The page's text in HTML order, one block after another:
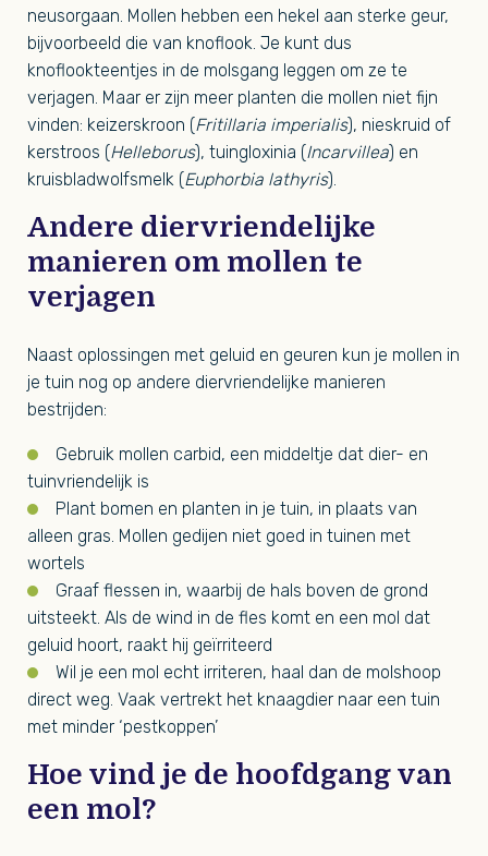
neusorgaan. Mollen hebben een hekel aan sterke geur,
bijvoorbeeld die van knoflook. Je kunt dus
knoflookteentjes in de molsgang leggen om ze te
verjagen. Maar er zijn meer planten die mollen niet fijn
vinden: keizerskroon (Fritillaria imperialis), nieskruid of
kerstroos (Helleborus), tuingloxinia (Incarvillea) en
kruisbladwolfsmelk (Euphorbia lathyris).
Andere diervriendelijke
manieren om mollen te
verjagen
Naast oplossingen met geluid en geuren kun je mollen in
je tuin nog op andere diervriendelijke manieren
bestrijden:
Gebruik mollen carbid, een middeltje dat dier- en
tuinvriendelijk is
Plant bomen en planten in je tuin, in plaats van
alleen gras. Mollen gedijen niet goed in tuinen met
wortels
Graaf flessen in, waarbij de hals boven de grond
uitsteekt. Als de wind in de fles komt en een mol dat
geluid hoort, raakt hij geïrriteerd
Wil je een mol echt irriteren, haal dan de molshoop
direct weg. Vaak vertrekt het knaagdier naar een tuin
met minder ‘pestkoppen’
Hoe vind je de hoofdgang van
een mol?